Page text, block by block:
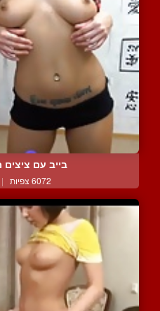
בייב עם
6072 צפיות |